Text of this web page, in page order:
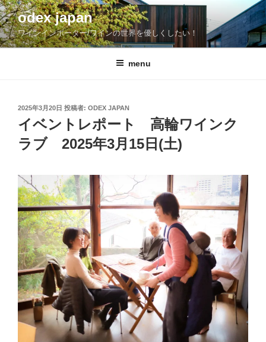
コ
ン
テ
ン
odex japan
ワインインポーター/ワインの世界を優しくしたい！
menu
投
日:
2025年3月20日 投稿者: ODEX JAPAN
イベントレポート 高輪ワインク
ラブ 2025年3月15日(土)